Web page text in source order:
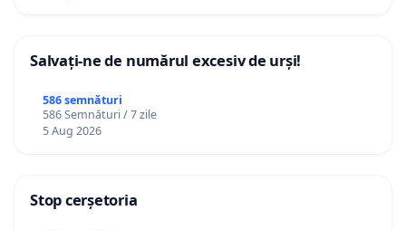
Salvați-ne de numărul excesiv de urși!
586 semnături
586 Semnături / 7 zile
5 Aug 2026
Stop cerșetoria